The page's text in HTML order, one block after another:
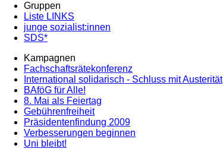
Gruppen
Liste LINKS
junge sozialist:innen
SDS*
Kampagnen
Fachschaftsrätekonferenz
International solidarisch - Schluss mit Austerität
BAföG für Alle!
8. Mai als Feiertag
Gebührenfreiheit
Präsidentenfindung 2009
Verbesserungen beginnen
Uni bleibt!